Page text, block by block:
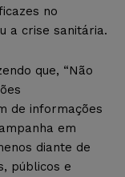
no
a crise sanitária.
que, “Não
de informações
em
diante de
públicos e